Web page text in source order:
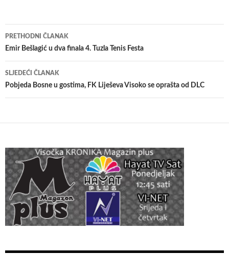
Navigacija
članaka
PRETHODNI ČLANAK
Emir Bešlagić u dva finala 4. Tuzla Tenis Festa
SLJEDEĆI ČLANAK
Pobjeda Bosne u gostima, FK Liješeva Visoko se oprašta od DLC